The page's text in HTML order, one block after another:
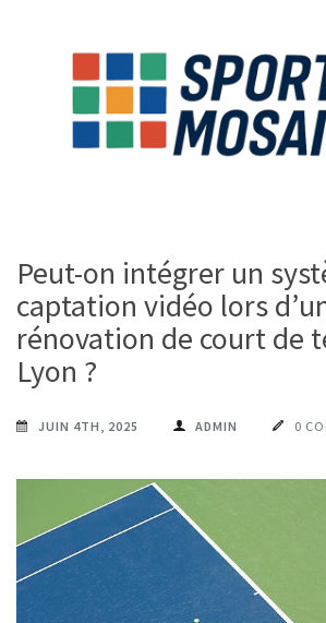
Peut-on intégrer un
captation vidéo lors
rénovation de court de
Lyon ?
JUIN 4TH, 2025 ADMIN 0